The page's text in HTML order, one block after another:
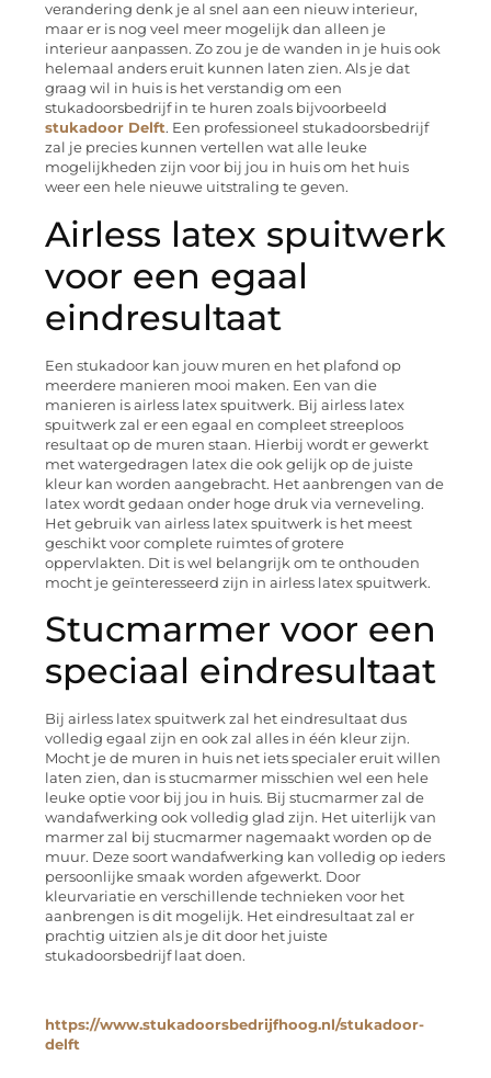
verandering denk je al snel aan een nieuw interieur,
maar er is nog veel meer mogelijk dan alleen je
interieur aanpassen. Zo zou je de wanden in je huis ook
helemaal anders eruit kunnen laten zien. Als je dat
graag wil in huis is het verstandig om een
stukadoorsbedrijf in te huren zoals bijvoorbeeld
stukadoor Delft. Een professioneel stukadoorsbedrijf
zal je precies kunnen vertellen wat alle leuke
mogelijkheden zijn voor bij jou in huis om het huis
weer een hele nieuwe uitstraling te geven.
Airless latex spuitwerk
voor een egaal
eindresultaat
Een stukadoor kan jouw muren en het plafond op
meerdere manieren mooi maken. Een van die
manieren is airless latex spuitwerk. Bij airless latex
spuitwerk zal er een egaal en compleet streeploos
resultaat op de muren staan. Hierbij wordt er gewerkt
met watergedragen latex die ook gelijk op de juiste
kleur kan worden aangebracht. Het aanbrengen van de
latex wordt gedaan onder hoge druk via verneveling.
Het gebruik van airless latex spuitwerk is het meest
geschikt voor complete ruimtes of grotere
oppervlakten. Dit is wel belangrijk om te onthouden
mocht je geïnteresseerd zijn in airless latex spuitwerk.
Stucmarmer voor een
speciaal eindresultaat
Bij airless latex spuitwerk zal het eindresultaat dus
volledig egaal zijn en ook zal alles in één kleur zijn.
Mocht je de muren in huis net iets specialer eruit willen
laten zien, dan is stucmarmer misschien wel een hele
leuke optie voor bij jou in huis. Bij stucmarmer zal de
wandafwerking ook volledig glad zijn. Het uiterlijk van
marmer zal bij stucmarmer nagemaakt worden op de
muur. Deze soort wandafwerking kan volledig op ieders
persoonlijke smaak worden afgewerkt. Door
kleurvariatie en verschillende technieken voor het
aanbrengen is dit mogelijk. Het eindresultaat zal er
prachtig uitzien als je dit door het juiste
stukadoorsbedrijf laat doen.
https://www.stukadoorsbedrijfhoog.nl/stukadoor-
delft